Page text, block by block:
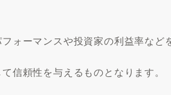
ォーマンスや投資家の利益率など
信頼性を与えるものとなります。